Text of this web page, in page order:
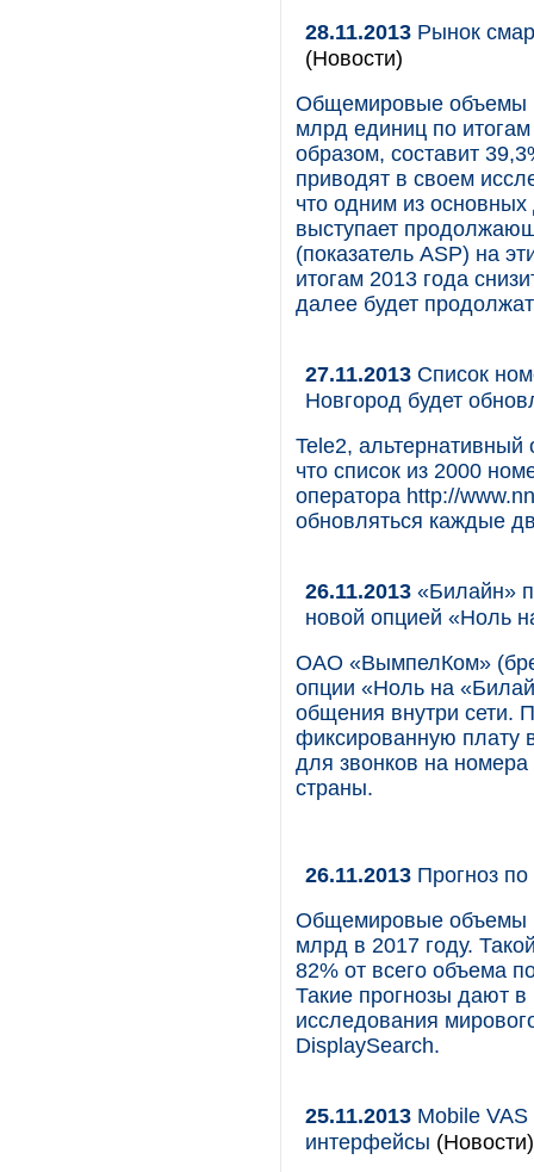
28.11.2013 Рынок
(Новости)
Общемировые объемы
млрд единиц по
образом, составит
приводят в своем
что одним из
выступает
(показатель ASP) на
итогам 2013 года
далее будет
27.11.2013 Список
Новгород будет
Tele2, альтернативный
что список из 2000
оператора http://
обновляться каждые
26.11.2013 «Билайн»
новой опцией «Ноль
ОАО «ВымпелКом»
опции «Ноль на
общения внутри сети.
фиксированную плату
для звонков на
страны.
26.11.2013 Прогноз
Общемировые объемы
млрд в 2017 году.
82% от всего объема
Такие прогнозы дают в
исследования
DisplaySearch.
25.11.2013 Mobile
интерфейсы (Новости)